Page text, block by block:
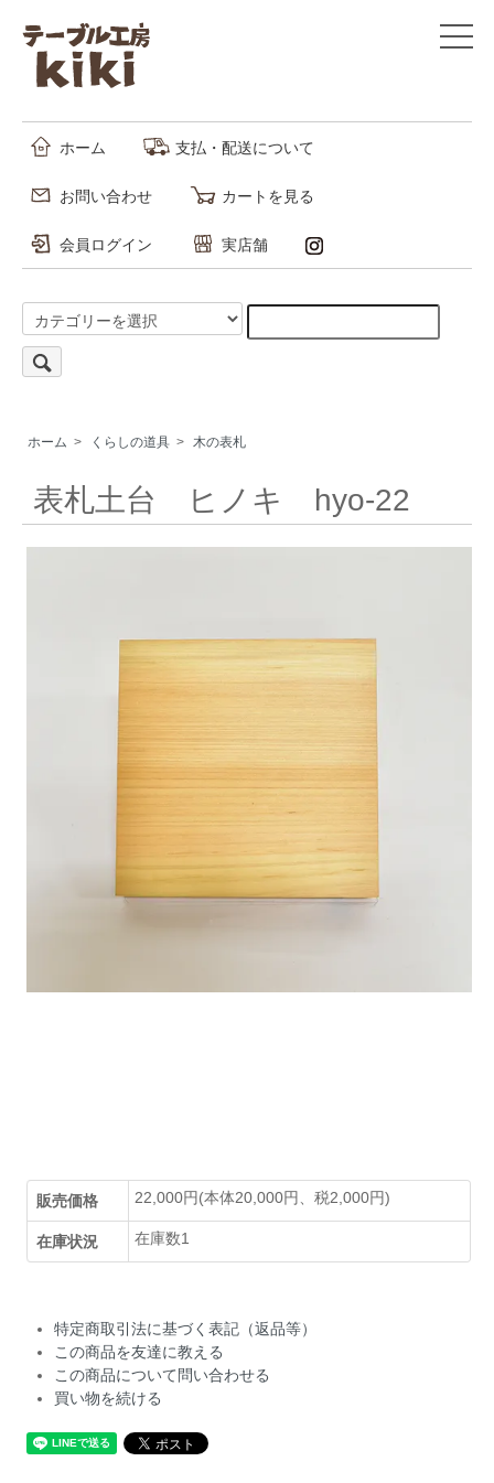
ホーム 支払・配送について
お問い合わせ カートを見る
会員ログイン 実店舗
ホーム > くらしの道具 > 木の表札
表札土台 ヒノキ hyo-22
販売価格 22,000円(本体20,000円、税2,000円)
在庫状況 在庫数1
特定商取引法に基づく表記（返品等）
この商品を友達に教える
この商品について問い合わせる
買い物を続ける